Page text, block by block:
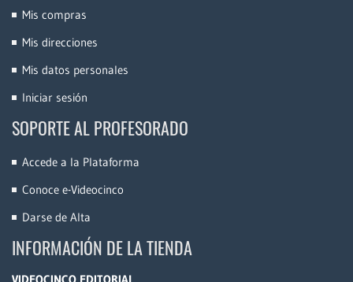
Mis compras
Mis direcciones
Mis datos personales
Iniciar sesión
SOPORTE AL PROFESORADO
Accede a la Plataforma
Conoce e-Videocinco
Darse de Alta
INFORMACIÓN DE LA TIENDA